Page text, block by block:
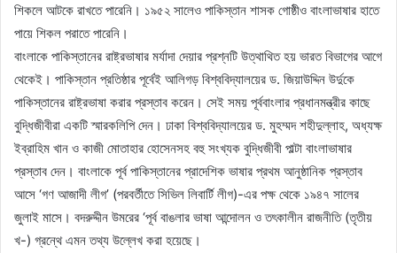
শিকলে আটকে রাখতে পারেনি। ১৯৫২ সালেও পাকিস্তান শাসক গোষ্ঠীও বাংলাভাষার হাতে
পায়ে শিকল পরাতে পারেনি।
বাংলাকে পাকিস্তানের রাষ্ট্রভাষার মর্যাদা দেয়ার প্রশ্নটি উত্থাথিত হয় ভারত বিভাগের আগে
থেকেই। পাকিস্তান প্রতিষ্ঠার পূর্বেই আলিগড় বিশ্ববিদ্যালয়ের ড. জিয়াউদ্দিন উর্দুকে
পাকিস্তানের রাষ্ট্রভাষা করার প্রস্তাব করেন। সেই সময় পূর্ববাংলার প্রধানমন্ত্রীর কাছে
বুদ্ধিজীবীরা একটি স্মারকলিপি দেন। ঢাকা বিশ্ববিদ্যালয়ের ড. মুহম্মদ শহীদুল্লাহ, অধ্যক্ষ
ইব্রাহিম খান ও কাজী মোতাহার হোসেনসহ বহু সংখ্যক বুদ্ধিজীবী পাল্টা বাংলাভাষার
প্রস্তাব দেন। বাংলাকে পূর্ব পাকিস্তানের প্রাদেশিক ভাষার প্রথম আনুষ্ঠানিক প্রস্তাব
আসে ‘গণ আজাদী লীগ’ (পরবর্তীতে সিভিল লিবার্টি লীগ)-এর পক্ষ থেকে ১৯৪৭ সালের
জুলাই মাসে। বদরুদ্দীন উমরের ‘পূর্ব বাঙলার ভাষা আন্দোলন ও তৎকালীন রাজনীতি (তৃতীয়
খ-) গ্রন্থে এমন তথ্য উল্লেখ করা হয়েছে।